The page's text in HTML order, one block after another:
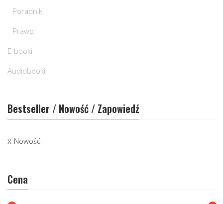
Poradniki
Prawo
E-booki
Audiobooki
Bestseller / Nowość / Zapowiedź
Nowość
Cena